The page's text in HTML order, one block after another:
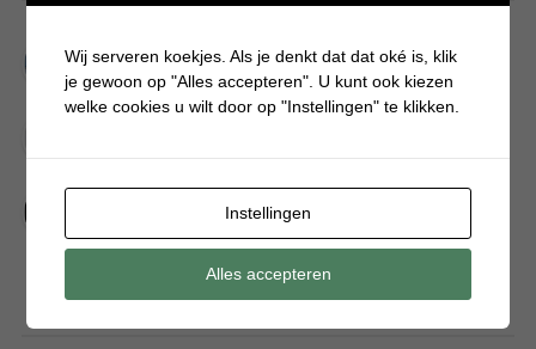
Simpele DIY: Maak een geurroos van watten
Kerstengel maken van een houten wasknijper
Sneeuwpopkrans maken om bij de voordeur te hangen
Wij serveren koekjes. Als je denkt dat dat oké is, klik
je gewoon op "Alles accepteren". U kunt ook kiezen
welke cookies u wilt door op "Instellingen" te klikken.
Instellingen
Alles accepteren